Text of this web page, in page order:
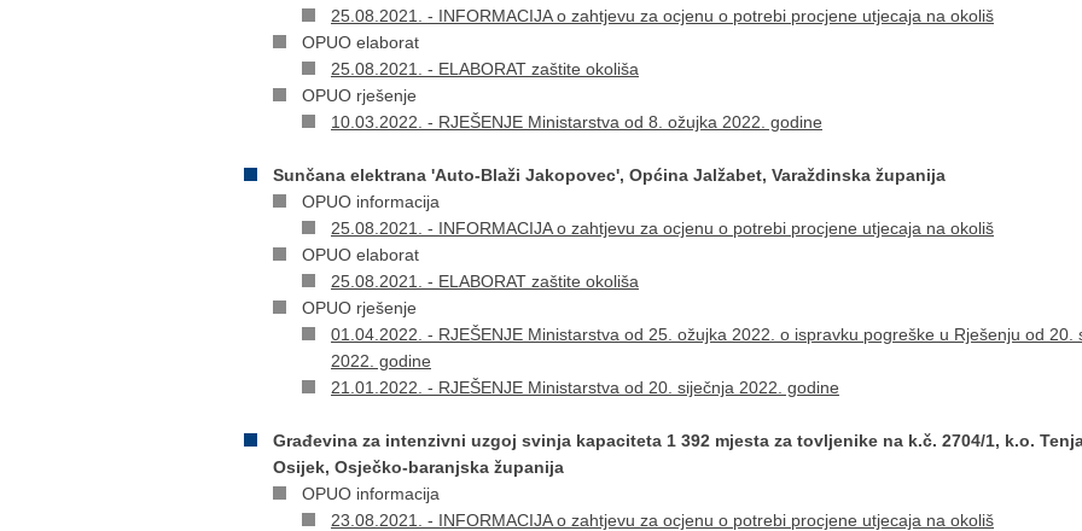
25.08.2021. - INFORMACIJA o zahtjevu za ocjenu o potrebi procjene utjecaja na okoliš
OPUO elaborat
25.08.2021. - ELABORAT zaštite okoliša
OPUO rješenje
10.03.2022. - RJEŠENJE Ministarstva od 8. ožujka 2022. godine
Sunčana elektrana 'Auto-Blaži Jakopovec', Općina Jalžabet, Varaždinska županija
OPUO informacija
25.08.2021. - INFORMACIJA o zahtjevu za ocjenu o potrebi procjene utjecaja na okoliš
OPUO elaborat
25.08.2021. - ELABORAT zaštite okoliša
OPUO rješenje
01.04.2022. - RJEŠENJE Ministarstva od 25. ožujka 2022. o ispravku pogreške u Rješenju od 20.
2022. godine
21.01.2022. - RJEŠENJE Ministarstva od 20. siječnja 2022. godine
Građevina za intenzivni uzgoj svinja kapaciteta 1 392 mjesta za tovljenike na k.č. 2704/1, k.o.
Osijek, Osječko-baranjska županija
OPUO informacija
23.08.2021. - INFORMACIJA o zahtjevu za ocjenu o potrebi procjene utjecaja na okoliš